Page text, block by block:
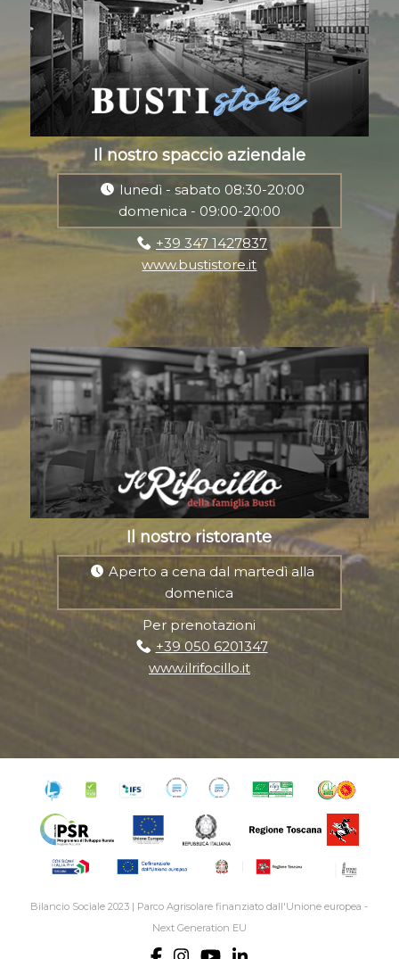
Il nostro spaccio aziendale
lunedì - sabato 08:30-20:00
domenica - 09:00-20:00
+39 347 1427837
www.bustistore.it
Il nostro ristorante
Aperto a cena dal martedì alla
domenica
Per prenotazioni
+39 050 6201347
www.ilrifocillo.it
Bilancio Sociale 2023 | Parco Agrisolare finanziato dall'Unione europea -
Next Generation EU